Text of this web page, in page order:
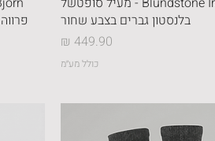
בלנסטון גברים בצבע שחור
מחיר
כולל מע״מ